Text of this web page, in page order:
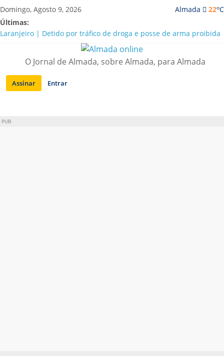
Saltar
para
conteúdo
Almada 22oC
Domingo, Agosto 9, 2026
Últimas:
Laranjeiro | Detido por tráfico de droga e posse de arma proibida
A “crise” da água em Almada: ilações e ensinamentos necessários
Costa da Caparica | Polícia Marítima e ASAE detectam
irregularidades em habitações e restaurantes
APA diz que falta de água em Almada “foi um problema de má
O Jornal de Almada, sobre Almada, para Almada
Assinar Entrar
PUB